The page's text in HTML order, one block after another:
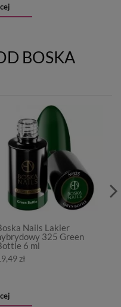
BOSKA
Nails Lakier
325 Green
6 ml
zł